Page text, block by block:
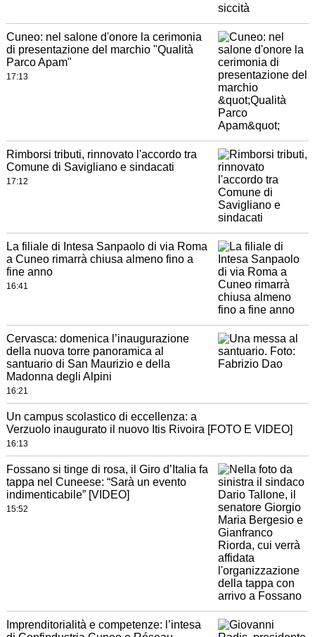
Cuneo: nel salone d'onore la cerimonia
di presentazione del marchio "Qualità
Parco Apam"
17:13
Rimborsi tributi, rinnovato l'accordo tra
Comune di Savigliano e sindacati
17:12
La filiale di Intesa Sanpaolo di via Roma
a Cuneo rimarrà chiusa almeno fino a
fine anno
16:41
Cervasca: domenica l’inaugurazione
della nuova torre panoramica al
santuario di San Maurizio e della
Madonna degli Alpini
16:21
Un campus scolastico di eccellenza: a
Verzuolo inaugurato il nuovo Itis Rivoira [FOTO E VIDEO]
16:13
Fossano si tinge di rosa, il Giro d’Italia fa
tappa nel Cuneese: “Sarà un evento
indimenticabile” [VIDEO]
15:52
Imprenditorialità e competenze: l’intesa